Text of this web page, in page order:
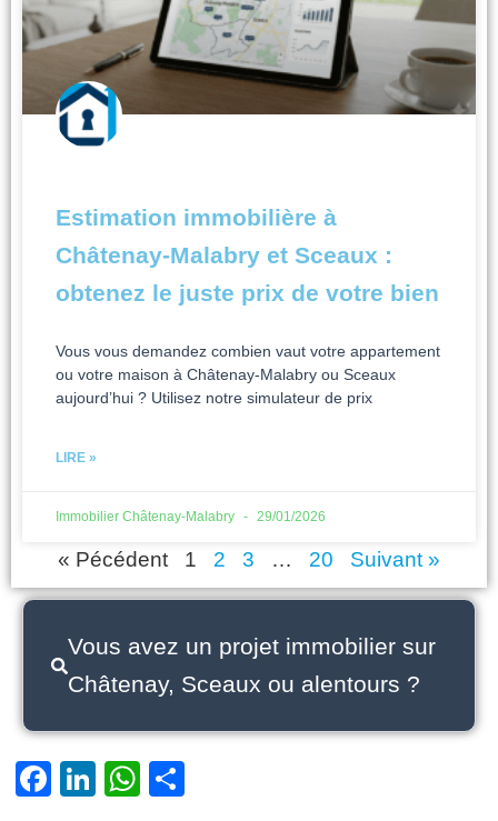
Estimation immobilière à
Châtenay-Malabry et Sceaux :
obtenez le juste prix de votre bien
Vous vous demandez combien vaut votre appartement
ou votre maison à Châtenay-Malabry ou Sceaux
aujourd’hui ? Utilisez notre simulateur de prix
LIRE »
Immobilier Châtenay-Malabry 29/01/2026
« Pécédent 1 2 3 … 20 Suivant »
Vous avez un projet immobilier sur
Châtenay, Sceaux ou alentours ?
Facebook
LinkedIn
WhatsApp